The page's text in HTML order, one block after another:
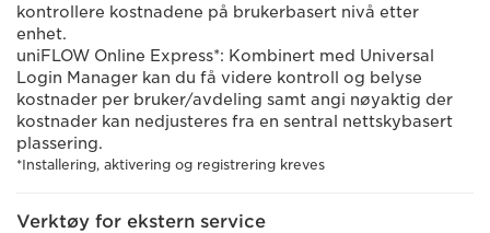
kontrollere kostnadene på brukerbasert nivå etter
enhet.
uniFLOW Online Express*: Kombinert med Universal
Login Manager kan du få videre kontroll og belyse
kostnader per bruker/avdeling samt angi nøyaktig der
kostnader kan nedjusteres fra en sentral nettskybasert
plassering.
*Installering, aktivering og registrering kreves
Verktøy for ekstern service